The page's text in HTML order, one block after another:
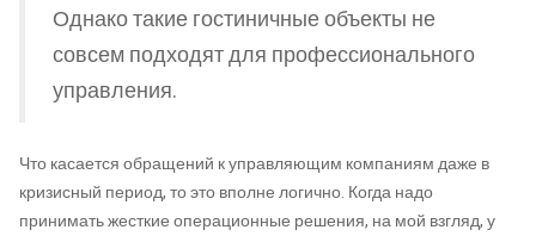
Однако такие гостиничные объекты не
совсем подходят для профессионального
управления.
Что касается обращений к управляющим компаниям даже в
кризисный период, то это вполне логично. Когда надо
принимать жесткие операционные решения, на мой взгляд, у